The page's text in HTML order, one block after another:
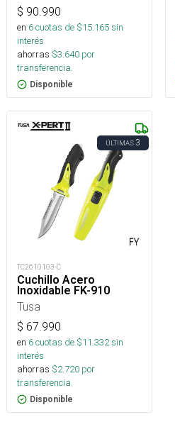
$ 90.990
en 6cuotas de $15.165sin
interés
ahorras $3.640 por
transferencia.
Disponible
ÚLTIMAS3
TC2610103-C
Cuchillo Acero
Inoxidable FK-910
Tusa
$ 67.990
en 6cuotas de $11.332sin
interés
ahorras $2.720 por
transferencia.
Disponible